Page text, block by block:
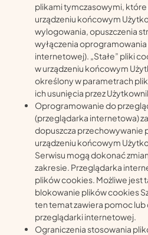
plikami tymczasowymi,
urządzeniu końcowym
wylogowania, opuszczenia
wyłączenia
internetowej). „Stałe” pliki
w urządzeniu końcowym
określony w parametrach
ich usunięcia przez
Oprogramowanie do
(przeglądarka internetowa)
dopuszcza przechowywanie
urządzeniu końcowym
Serwisu mogą dokonać
zakresie. Przeglądarka
plików cookies. Możliwe jest
blokowanie plików cookies
ten temat zawiera pomoc
przeglądarki internetowej.
Ograniczenia stosowania